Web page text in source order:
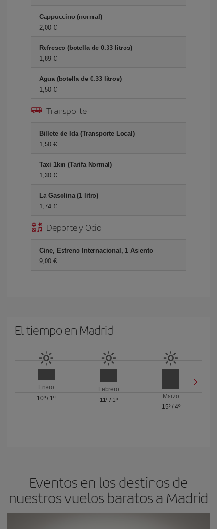
Cappuccino (normal)
2,00 €
Refresco (botella de 0.33 litros)
1,89 €
Agua (botella de 0.33 litros)
1,50 €
Transporte
Billete de Ida (Transporte Local)
1,50 €
Taxi 1km (Tarifa Normal)
1,30 €
La Gasolina (1 litro)
1,74 €
Deporte y Ocio
Cine, Estreno Internacional, 1 Asiento
9,00 €
El tiempo en Madrid
Enero
10º / 1º
Febrero
11º/ 1º
Marzo
15º/ 4º
Eventos en los destinos de
nuestros vuelos baratos a Madrid